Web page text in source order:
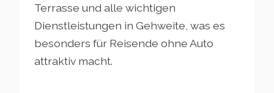
Terrasse und alle wichtigen
Dienstleistungen in Gehweite, was es
besonders für Reisende ohne Auto
attraktiv macht.